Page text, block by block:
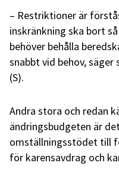
– Restriktioner är
inskränkning ska bort
behöver behålla
snabbt vid behov,
(S).
Andra stora och redan
ändringsbudgeten är
omställningsstödet till
för karensavdrag och